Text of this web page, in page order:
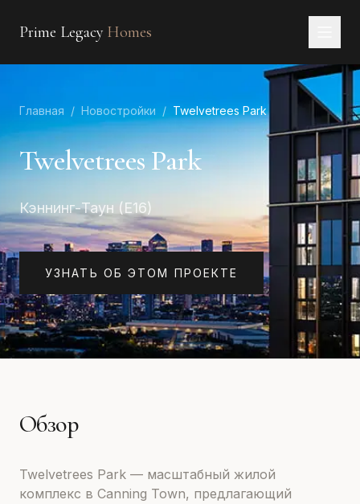
Prime Legacy Homes
Услуги
О нас
КОНТАКТЫ
Главная / Новостройки / Twelvetrees Park
Twelvetrees Park
Кэннинг-Таун (E16)
УЗНАТЬ ОБ ЭТОМ ПРОЕКТЕ
Обзор
Twelvetrees Park — масштабный жилой
комплекс в Canning Town, предлагающий